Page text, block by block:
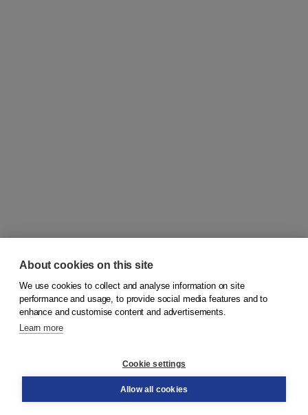
© 2026Koninklijke Boom uitgevers
Order
About cookies on this site
We use cookies to collect and analyse information on site
performance and usage, to provide social media features and to
enhance and customise content and advertisements.
Learn more
Cookie settings
Allow all cookies